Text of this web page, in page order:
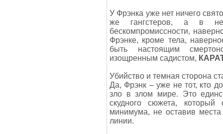
У Фрэнка уже нет ничего
же гангстеров, а в
бескомпромиссности,
Фрэнке, кроме тела,
быть настоящим
изощренным садистом,
Убийство и темная сторона
Да, Фрэнк – уже не тот, кто
зло в злом мире. Это
скудного сюжета,
минимума, не оставив
линии.